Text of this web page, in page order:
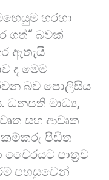
හරහා
ගත්“ බවක්
ඇතැයි
ද මෙම
බව පොලිසිය
ධනපති මාධ්‍ය,
සහ ආවෘත
කම්කරු පීඩිත
වෛරයට පාත්‍රව
පහසුවෙන්